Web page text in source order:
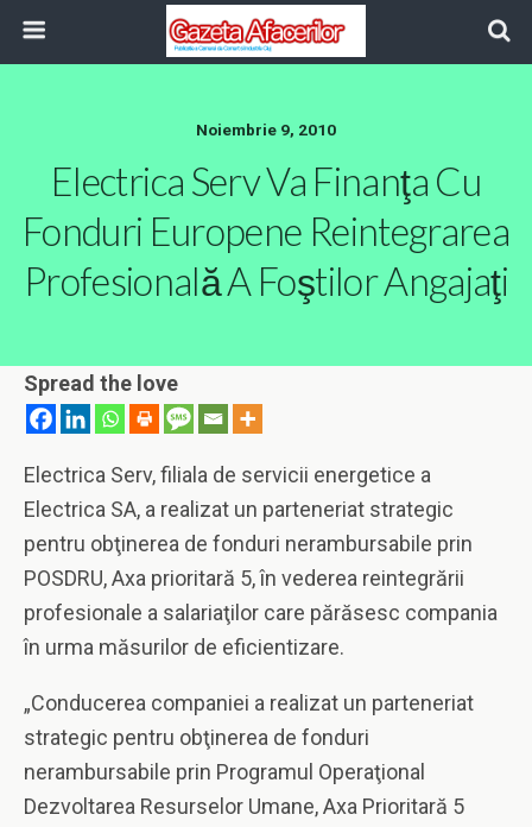
Noiembrie 9, 2010
Electrica Serv Va Finanţa Cu
Fonduri Europene Reintegrarea
Profesională A Foştilor Angajaţi
Spread the love
Electrica Serv, filiala de servicii energetice a
Electrica SA, a realizat un parteneriat strategic
pentru obţinerea de fonduri nerambursabile prin
POSDRU, Axa prioritară 5, în vederea reintegrării
profesionale a salariaţilor care părăsesc compania
în urma măsurilor de eficientizare.
„Conducerea companiei a realizat un parteneriat
strategic pentru obţinerea de fonduri
nerambursabile prin Programul Operaţional
Dezvoltarea Resurselor Umane, Axa Prioritară 5